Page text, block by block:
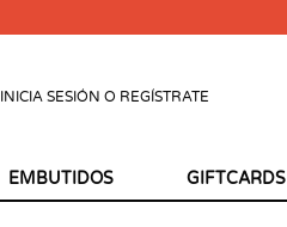
INICIA SESIÓN O REGÍSTRATE
EMBUTIDOS GIFTCARDS